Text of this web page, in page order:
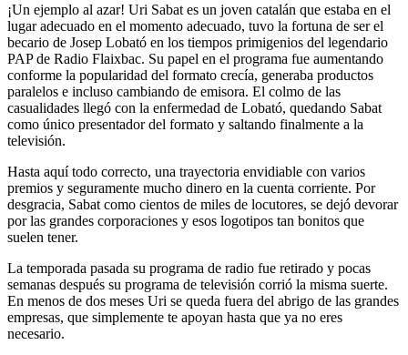
¡Un ejemplo al azar! Uri Sabat es un joven catalán que estaba en el
lugar adecuado en el momento adecuado, tuvo la fortuna de ser el
becario de Josep Lobató en los tiempos primigenios del legendario
PAP de Radio Flaixbac. Su papel en el programa fue aumentando
conforme la popularidad del formato crecía, generaba productos
paralelos e incluso cambiando de emisora. El colmo de las
casualidades llegó con la enfermedad de Lobató, quedando Sabat
como único presentador del formato y saltando finalmente a la
televisión.
Hasta aquí todo correcto, una trayectoria envidiable con varios
premios y seguramente mucho dinero en la cuenta corriente. Por
desgracia, Sabat como cientos de miles de locutores, se dejó devorar
por las grandes corporaciones y esos logotipos tan bonitos que
suelen tener.
La temporada pasada su programa de radio fue retirado y pocas
semanas después su programa de televisión corrió la misma suerte.
En menos de dos meses Uri se queda fuera del abrigo de las grandes
empresas, que simplemente te apoyan hasta que ya no eres
necesario.